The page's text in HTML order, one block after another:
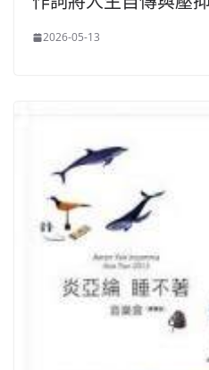
2026-05-13